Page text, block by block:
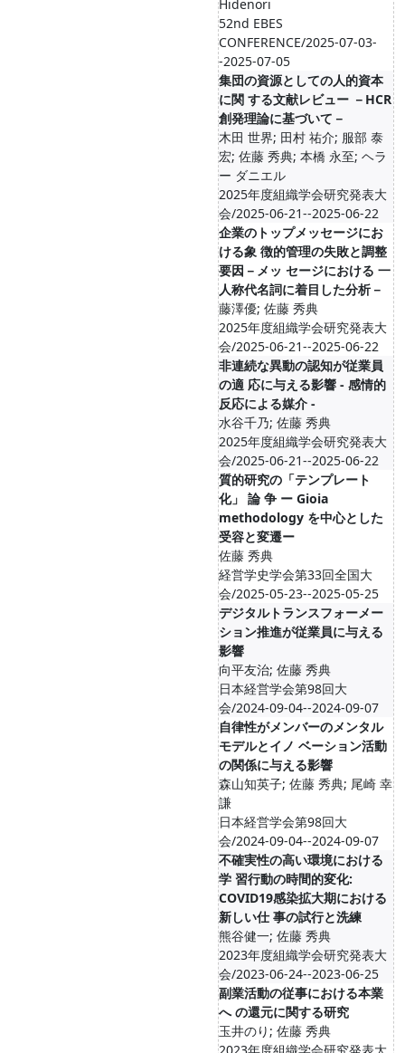
Hidenori
52nd EBES
CONFERENCE/2025-07-03-
-2025-07-05
集団の資源としての人的資本
に関 する文献レビュー －HCR
創発理論に基づいて－
木田 世界; 田村 祐介; 服部 泰
宏; 佐藤 秀典; 本橋 永至; ヘラ
ー ダニエル
2025年度組織学会研究発表大
会/2025-06-21--2025-06-22
企業のトップメッセージにお
ける象 徴的管理の失敗と調整
要因－メッ セージにおける 一
人称代名詞に着目した分析－
藤澤優; 佐藤 秀典
2025年度組織学会研究発表大
会/2025-06-21--2025-06-22
非連続な異動の認知が従業員
の適 応に与える影響 ‐ 感情的
反応による媒介 ‐
水谷千乃; 佐藤 秀典
2025年度組織学会研究発表大
会/2025-06-21--2025-06-22
質的研究の「テンプレート
化」 論 争 ー Gioia
methodology を中心とした
受容と変遷ー
佐藤 秀典
経営学史学会第33回全国大
会/2025-05-23--2025-05-25
デジタルトランスフォーメー
ション推進が従業員に与える
影響
向平友治; 佐藤 秀典
日本経営学会第98回大
会/2024-09-04--2024-09-07
自律性がメンバーのメンタル
モデルとイノ ベーション活動
の関係に与える影響
森山知英子; 佐藤 秀典; 尾崎 幸
謙
日本経営学会第98回大
会/2024-09-04--2024-09-07
不確実性の高い環境における
学 習行動の時間的変化:
COVID19感染拡大期における
新しい仕 事の試行と洗練
熊谷健一; 佐藤 秀典
2023年度組織学会研究発表大
会/2023-06-24--2023-06-25
副業活動の従事における本業
へ の還元に関する研究
玉井のり; 佐藤 秀典